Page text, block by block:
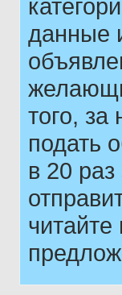
данные
того,
подать
в 20